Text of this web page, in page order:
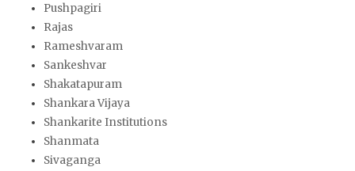
Pushpagiri
Rajas
Rameshvaram
Sankeshvar
Shakatapuram
Shankara Vijaya
Shankarite Institutions
Shanmata
Sivaganga